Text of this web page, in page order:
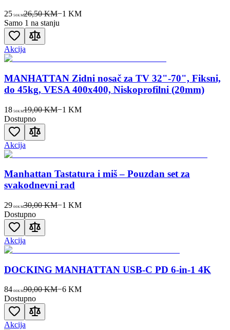
25 50KM26,50 KM−1 KM
Samo 1 na stanju
Akcija
MANHATTAN Zidni nosač za TV 32"-70", Fiksni,
do 45kg, VESA 400x400, Niskoprofilni (20mm)
18 50KM19,00 KM−1 KM
Dostupno
Akcija
Manhattan Tastatura i miš – Pouzdan set za
svakodnevni rad
29 00KM30,00 KM−1 KM
Dostupno
Akcija
DOCKING MANHATTAN USB-C PD 6-in-1 4K
84 00KM90,00 KM−6KM
Dostupno
Akcija